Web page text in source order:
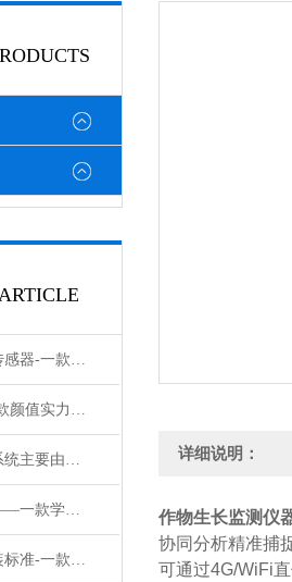
一体化微要素气象传感器-一款君子之交的多合一气象传感器#2023已更新
气象环境监测仪-一款颜值实力都在的气象环境监测设备#2023已更新
超低cems烟气监测系统主要由以下几个子系统组成
地裂缝监测一体机——一款学而不厌诲人不倦的地裂缝监测一体机
防爆气象站设备安装标准-一款精雕细刻的防爆自动气象站厂家#2023已更新
详细说明：
作物生长监测仪
协同分析精准捕
可通过4G/WiFi